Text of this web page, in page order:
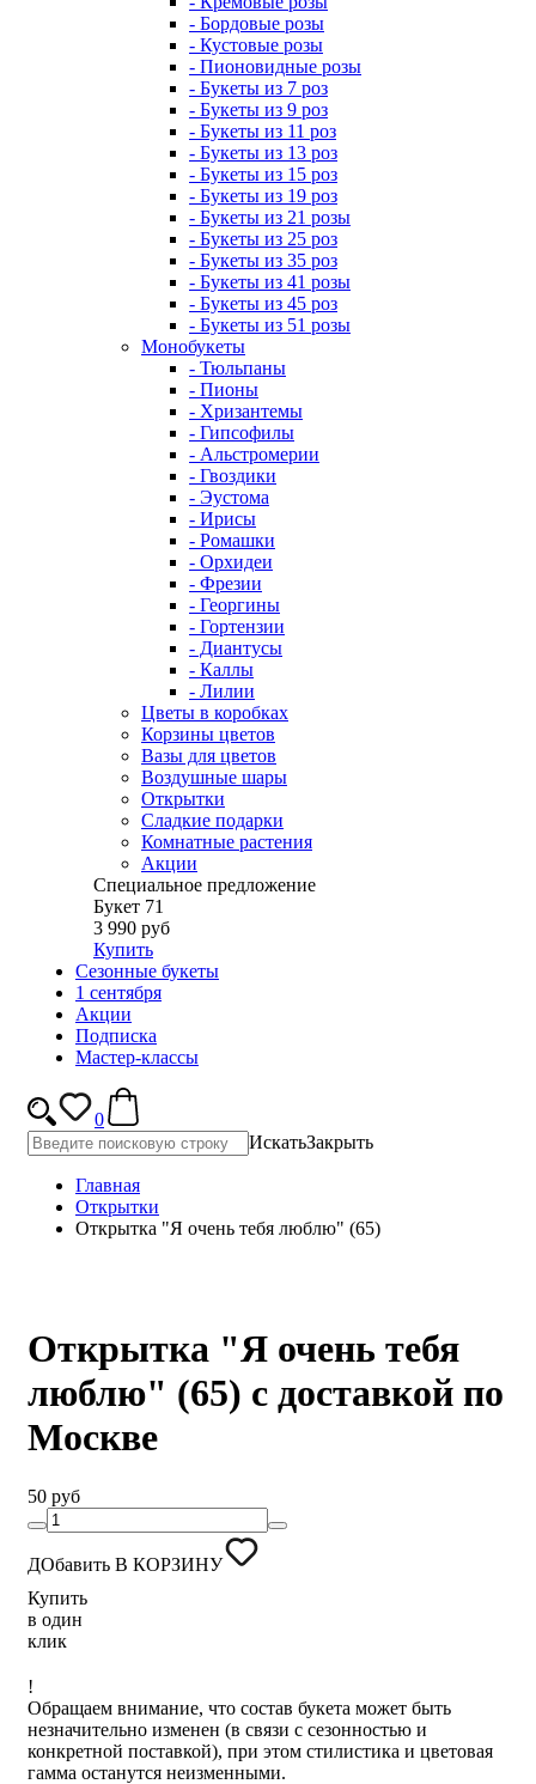
- Бордовые розы
- Кустовые розы
- Пионовидные розы
- Букеты из 7 роз
- Букеты из 9 роз
- Букеты из 11 роз
- Букеты из 13 роз
- Букеты из 15 роз
- Букеты из 19 роз
- Букеты из 21 розы
- Букеты из 25 роз
- Букеты из 35 роз
- Букеты из 41 розы
- Букеты из 45 роз
- Букеты из 51 розы
Монобукеты
- Тюльпаны
- Пионы
- Хризантемы
- Гипсофилы
- Альстромерии
- Гвоздики
- Эустома
- Ирисы
- Ромашки
- Орхидеи
- Фрезии
- Георгины
- Гортензии
- Диантусы
- Каллы
- Лилии
Цветы в коробках
Корзины цветов
Вазы для цветов
Воздушные шары
Открытки
Сладкие подарки
Комнатные растения
Акции
Специальное предложение
Букет 71
3 990 руб
Купить
Сезонные букеты
1 сентября
Акции
Подписка
Мастер-классы
0
ИскатьЗакрыть
Главная
Открытки
Открытка "Я очень тебя люблю" (65)
Открытка "Я очень тебя
люблю" (65) с доставкой по
Москве
50 руб
ДОбавить В КОРЗИНУ
Купить
в один
клик
!
Обращаем внимание, что состав букета может быть
незначительно изменен (в связи с сезонностью и
конкретной поставкой), при этом стилистика и цветовая
гамма останутся неизменными.